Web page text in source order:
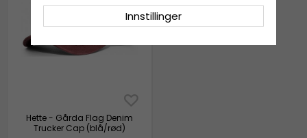
Hette - Gårda Flag Denim
Trucker Cap (blå/rød)
Innstillinger